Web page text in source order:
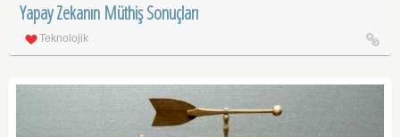
Yapay Zekanın Müthiş Sonuçları
Teknolojik